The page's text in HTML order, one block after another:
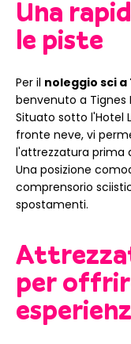
Una
le piste
Per il noleggio sci a
benvenuto a Tignes
Situato sotto l'Hotel
fronte neve, vi
l'attrezzatura prima
Una posizione
comprensorio
spostamenti.
per